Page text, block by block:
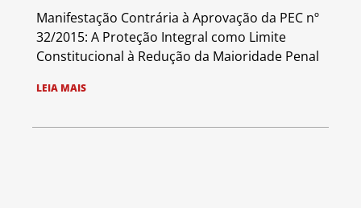
Manifestação Contrária à Aprovação da PEC nº
32/2015: A Proteção Integral como Limite
Constitucional à Redução da Maioridade Penal
LEIA MAIS